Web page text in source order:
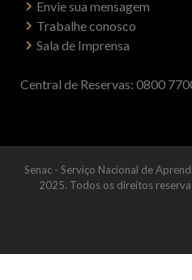
Envie sua mensagem
Trabalhe conosco
Sala de Imprensa
Central de Reservas: 0800
Senac - Serviço Nacional de
2025. Todos os direitos